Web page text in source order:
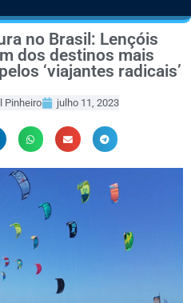
no Brasil: Lençóis
dos destinos mais
‘viajantes radicais’
Pinheiro julho 11, 2023